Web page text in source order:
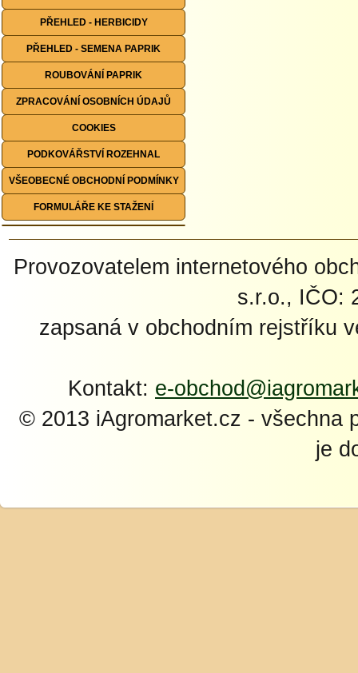
PŘEHLED - HERBICIDY
PŘEHLED - SEMENA PAPRIK
ROUBOVÁNÍ PAPRIK
ZPRACOVÁNÍ OSOBNÍCH ÚDAJŮ
COOKIES
PODKOVÁŘSTVÍ ROZEHNAL
VŠEOBECNÉ OBCHODNÍ PODMÍNKY
FORMULÁŘE KE STAŽENÍ
Provozovatelem internetového
s.r.o., IČO:
zapsaná v obchodním rejstříku
Kontakt: e-
© 2013 iAgromarket.cz - všechna
je